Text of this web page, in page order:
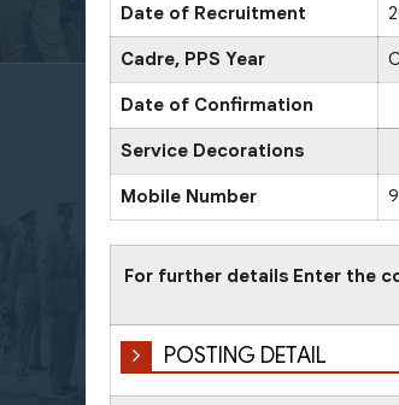
Date of Recruitment
Cadre, PPS Year
Date of Confirmation
Service Decorations
Mobile Number
For further details Enter the
POSTING DETAIL